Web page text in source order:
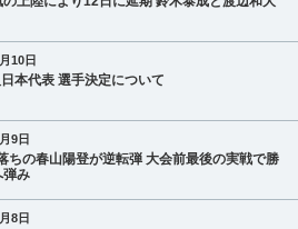
10日
本代表 選手決定について
9日
ちの春山陽登が逆転弾 大会前最後の実戦で勝
弾み
8日